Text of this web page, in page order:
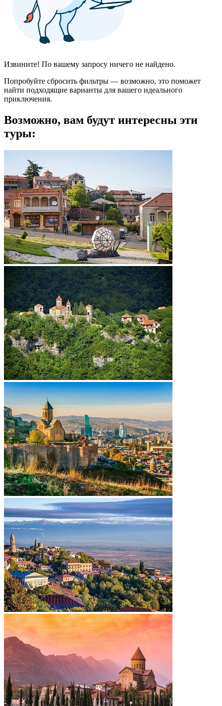
Извините! По вашему запросу ничего не найдено.
Попробуйте сбросить фильтры — возможно, это поможет
найти подходящие варианты для вашего идеального
приключения.
Возможно, вам будут интересны эти
туры: